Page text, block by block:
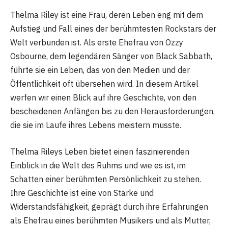
Thelma Riley ist eine Frau, deren Leben eng mit dem
Aufstieg und Fall eines der berühmtesten Rockstars der
Welt verbunden ist. Als erste Ehefrau von Ozzy
Osbourne, dem legendären Sänger von Black Sabbath,
führte sie ein Leben, das von den Medien und der
Öffentlichkeit oft übersehen wird. In diesem Artikel
werfen wir einen Blick auf ihre Geschichte, von den
bescheidenen Anfängen bis zu den Herausforderungen,
die sie im Laufe ihres Lebens meistern musste.
Thelma Rileys Leben bietet einen faszinierenden
Einblick in die Welt des Ruhms und wie es ist, im
Schatten einer berühmten Persönlichkeit zu stehen.
Ihre Geschichte ist eine von Stärke und
Widerstandsfähigkeit, geprägt durch ihre Erfahrungen
als Ehefrau eines berühmten Musikers und als Mutter,